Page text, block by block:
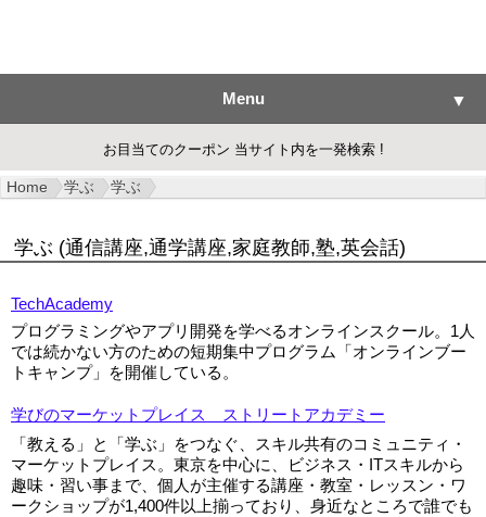
Menu ▼
▼
▼
お目当てのクーポン 当サイト内を一発検索 !
Home 学ぶ 学ぶ
学ぶ (通信講座,通学講座,家庭教師,塾,英会話)
TechAcademy
プログラミングやアプリ開発を学べるオンラインスクール。1人
では続かない方のための短期集中プログラム「オンラインブー
トキャンプ」を開催している。
学びのマーケットプレイス ストリートアカデミー
「教える」と「学ぶ」をつなぐ、スキル共有のコミュニティ・
マーケットプレイス。東京を中心に、ビジネス・ITスキルから
趣味・習い事まで、個人が主催する講座・教室・レッスン・ワ
ークショップが1,400件以上揃っており、身近なところで誰でも